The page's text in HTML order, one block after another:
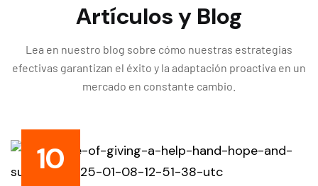
Artículos y Blog
Lea en nuestro blog sobre cómo nuestras estrategias
efectivas garantizan el éxito y la adaptación proactiva en un
mercado en constante cambio.
10